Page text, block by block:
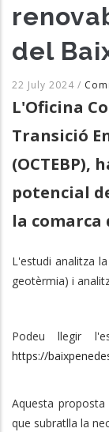
del
22 July 2024 /
L'Oficina
Transició
(OCTEBP),
potencial
la comarca
L'estudi analitza
geotèrmia) i
Podeu llegir
https://
Aquesta proposta
que subratlla la